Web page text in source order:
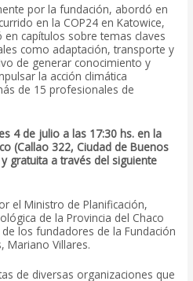
por la fundación, abordó en
en la COP24 en Katowice,
capítulos sobre temas claves
como adaptación, transporte y
de generar conocimiento y
la acción climática
de 15 profesionales de
4 de julio a las 17:30 hs. en la
(Callao 322, Ciudad de Buenos
gratuita a través del siguiente
el Ministro de Planificación,
de la Provincia del Chaco
los fundadores de la Fundación
Mariano Villares.
de diversas organizaciones que